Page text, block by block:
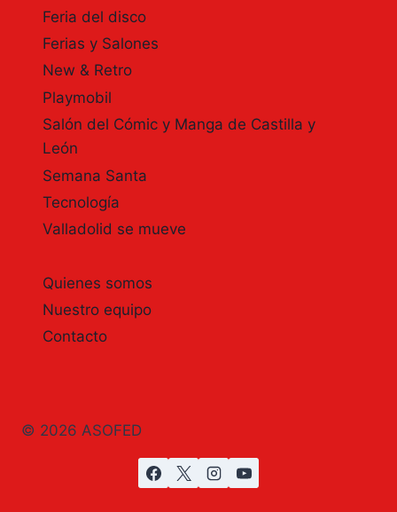
Feria del disco
Ferias y Salones
New & Retro
Playmobil
Salón del Cómic y Manga de Castilla y
León
Semana Santa
Tecnología
Valladolid se mueve
Quienes somos
Nuestro equipo
Contacto
© 2026 ASOFED